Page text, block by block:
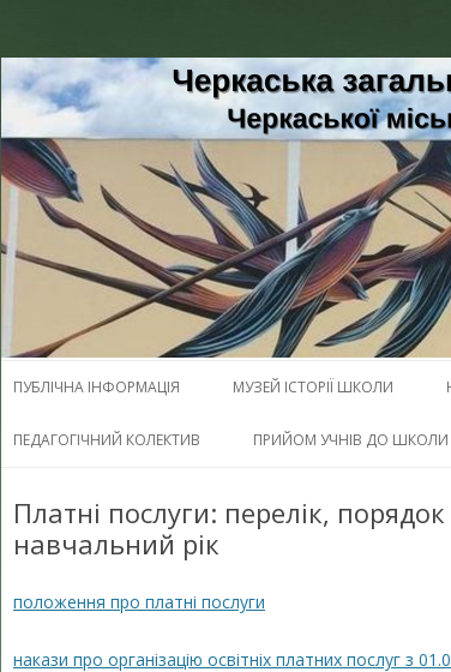
Черкаська
Черкаської області
ПУБЛІЧНА ІНФОРМАЦІЯ МУЗЕЙ ІСТОРІЇ ШКОЛИ
ПЕДАГОГІЧНИЙ КОЛЕКТИВ ПРИЙОМ УЧНІВ ДО ШКОЛИ
Платні послуги: перелік,
навчальний рік
положення про платні послуги
накази про організацію освітніх платних послуг з